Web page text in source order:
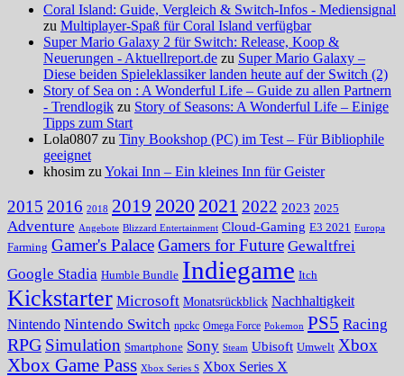
Coral Island: Guide, Vergleich & Switch-Infos - Mediensignal
zu Multiplayer-Spaß für Coral Island verfügbar
Super Mario Galaxy 2 für Switch: Release, Koop &
Neuerungen - Aktuellreport.de zu Super Mario Galaxy –
Diese beiden Spieleklassiker landen heute auf der Switch (2)
Story of Sea on : A Wonderful Life – Guide zu allen Partnern
- Trendlogik zu Story of Seasons: A Wonderful Life – Einige
Tipps zum Start
Lola0807 zu Tiny Bookshop (PC) im Test – Für Bibliophile
geeignet
khosim zu Yokai Inn – Ein kleines Inn für Geister
2015 2016 2018 2019 2020 2021 2022 2023 2025
Adventure Angebote Blizzard Entertainment Cloud-Gaming E3 2021 Europa
Farming Gamer's PalaceGamers for Future Gewaltfrei
Google Stadia Humble Bundle Indiegame Itch
Kickstarter Microsoft Monatsrückblick Nachhaltigkeit
Nintendo Nintendo Switch npckc Omega Force Pokemon PS5 Racing
RPG Simulation Smartphone Sony Steam Ubisoft Umwelt Xbox
Xbox Game Pass Xbox Series S Xbox Series X